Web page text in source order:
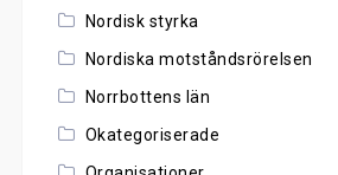
Nordisk styrka
Nordiska motståndsrörelsen
Norrbottens län
Okategoriserade